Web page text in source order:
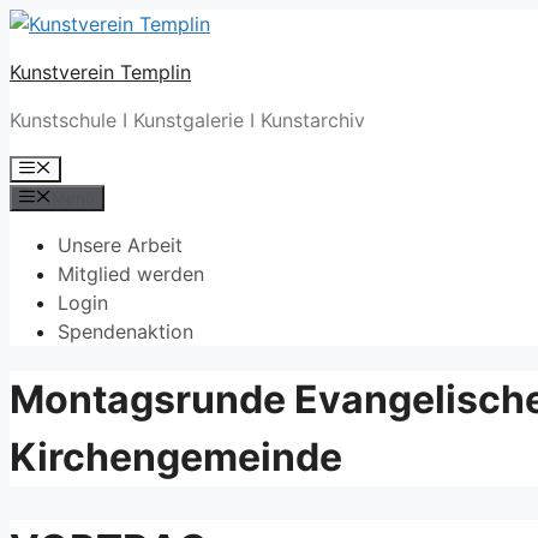
Zum
springen
Kunstverein Templin
Kunstschule I Kunstgalerie I Kunstarchiv
Menü
Unsere Arbeit
Mitglied werden
Login
Spendenaktion
Montagsrunde
Kirchengemeinde